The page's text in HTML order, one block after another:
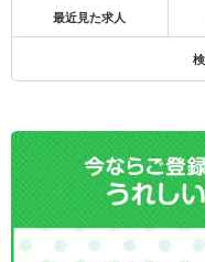
最近見た求人